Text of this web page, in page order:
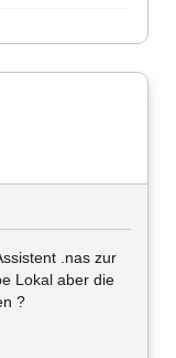
.nas zur
Lokal aber die
?